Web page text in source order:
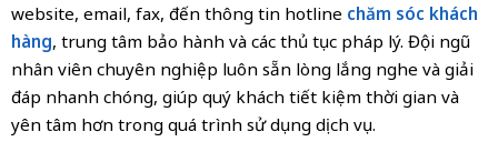
website, email, fax, đến thông tin hotline chăm sóc khách
hàng, trung tâm bảo hành và các thủ tục pháp lý. Đội ngũ
nhân viên chuyên nghiệp luôn sẵn lòng lắng nghe và giải
đáp nhanh chóng, giúp quý khách tiết kiệm thời gian và
yên tâm hơn trong quá trình sử dụng dịch vụ.